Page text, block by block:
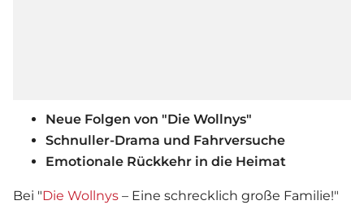
Neue Folgen von "Die Wollnys"
Schnuller-Drama und Fahrversuche
Emotionale Rückkehr in die Heimat
Bei "Die Wollnys – Eine schrecklich große Familie!"